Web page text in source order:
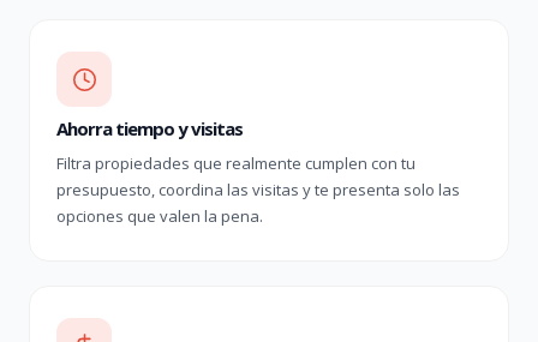
Ahorra tiempo y visitas
Filtra propiedades que realmente cumplen con tu
presupuesto, coordina las visitas y te presenta solo las
opciones que valen la pena.